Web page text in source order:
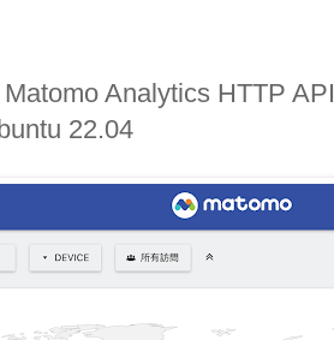
Analytics HTTP
22.04